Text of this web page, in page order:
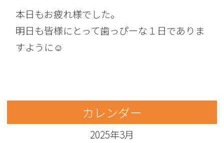
本日もお疲れ様でした。
明日も皆様にとって歯っぴーな１日でありま
すように☺︎
カレンダー
2025年3月